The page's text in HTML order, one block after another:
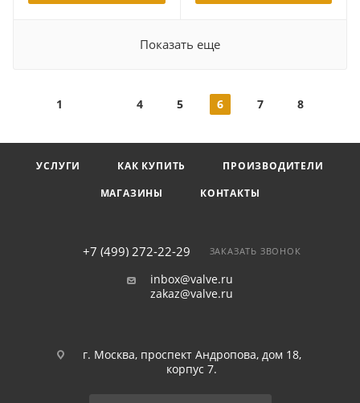
Показать еще
1 4 5 6 7 8
УСЛУГИ КАК КУПИТЬ
ПРОИЗВОДИТЕЛИ
МАГАЗИНЫ
КОНТАКТЫ
+7 (499) 272-22-29 ЗАКАЗАТЬ ЗВОНОК
inbox@valve.ru
zakaz@valve.ru
г. Москва, проспект Андропова, дом 18,
корпус 7.